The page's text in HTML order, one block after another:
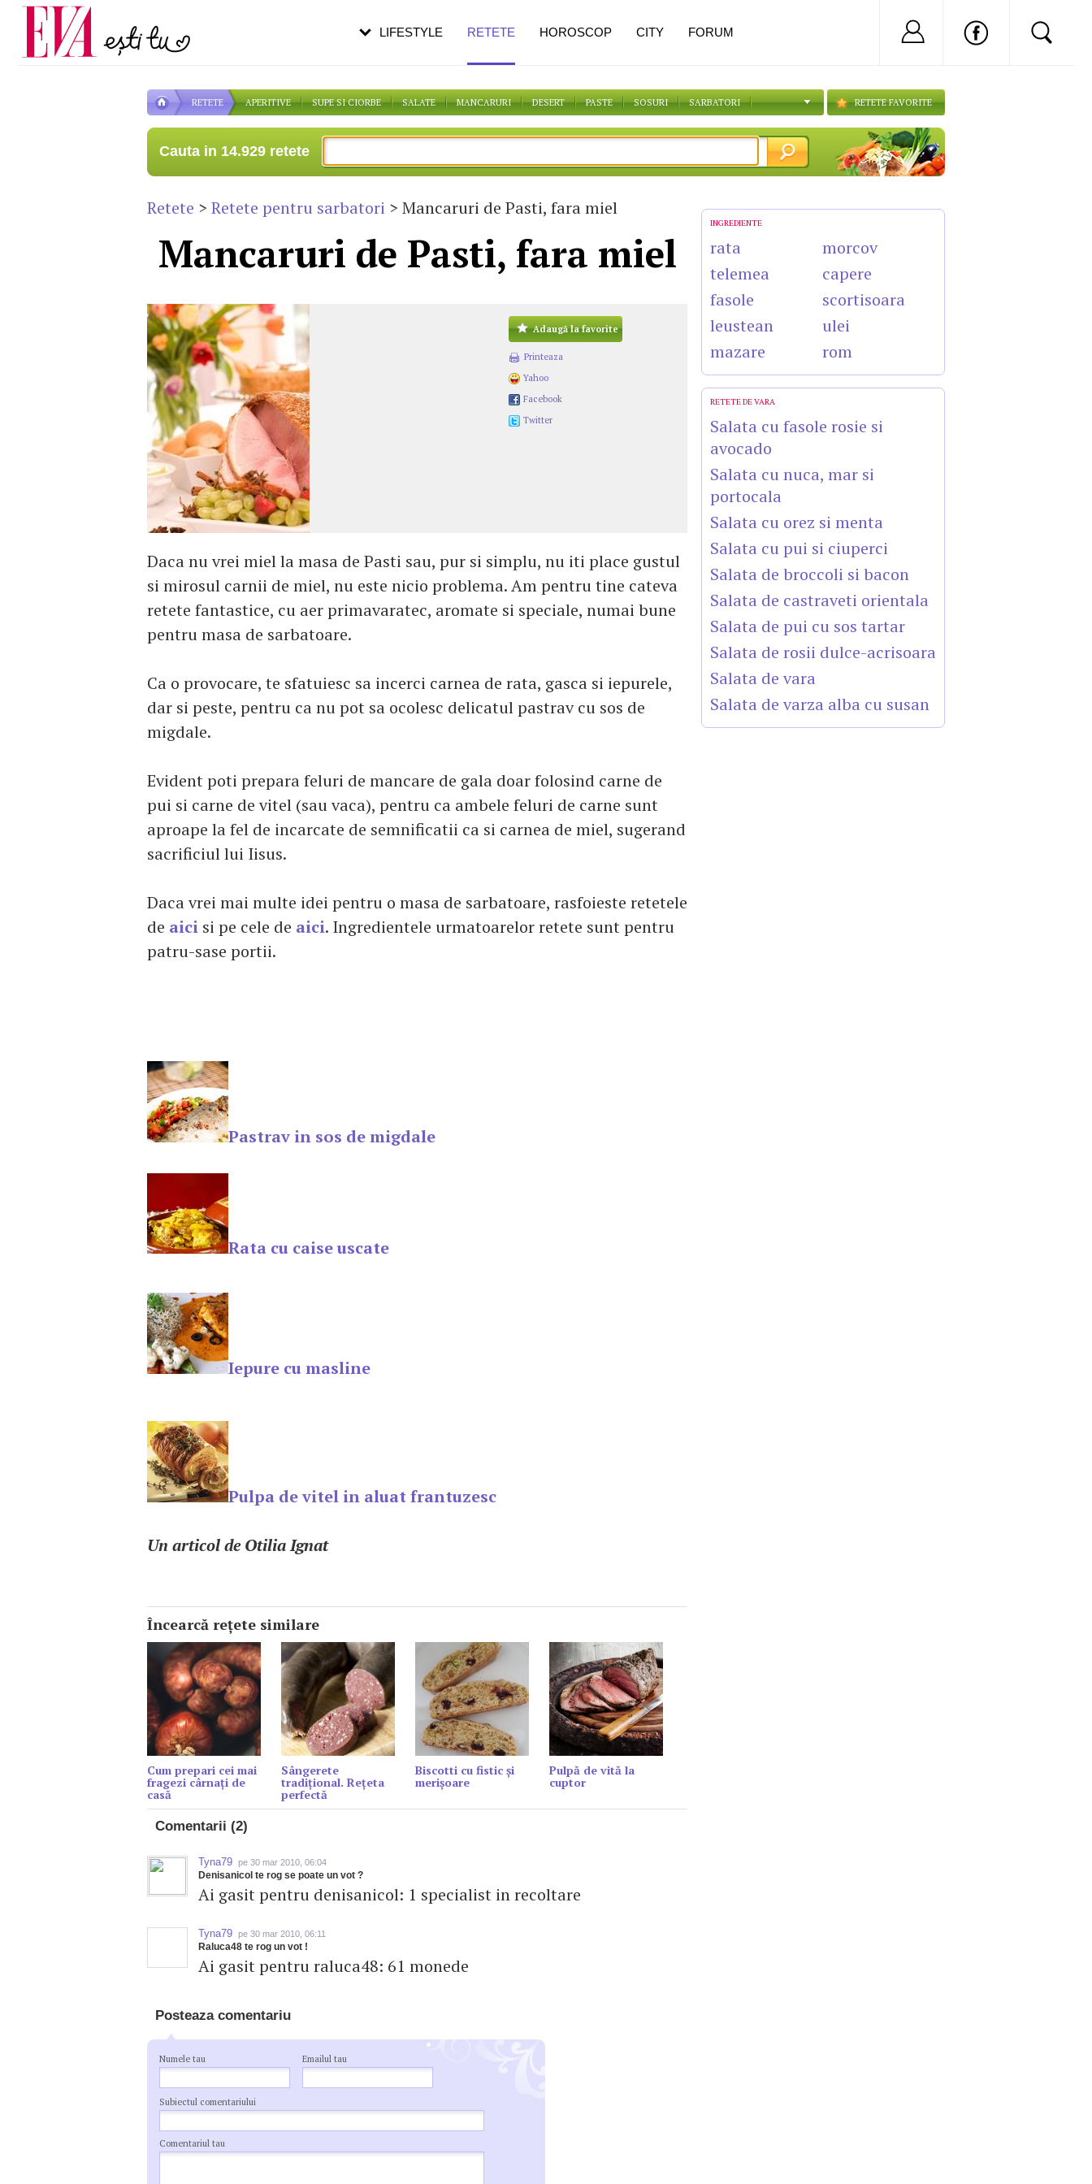
RETETE APERITIVE SUPE SI CIORBE SALATE MANCARURI DESERT PASTE SOSURI SARBATORI RETETE FAVORITE
Cauta in 14.929 retete
Retete > Retete pentru sarbatori > Mancaruri de Pasti, fara miel
Mancaruri de Pasti, fara miel
Adaugă la favorite
Printeaza
Yahoo
Facebook
Twitter
Daca nu vrei miel la masa de Pasti sau, pur si simplu, nu iti place gustul
si mirosul carnii de miel, nu este nicio problema. Am pentru tine cateva
retete fantastice, cu aer primavaratec, aromate si speciale, numai bune
pentru masa de sarbatoare.
Ca o provocare, te sfatuiesc sa incerci carnea de rata, gasca si iepurele,
dar si peste, pentru ca nu pot sa ocolesc delicatul pastrav cu sos de
migdale.
Evident poti prepara feluri de mancare de gala doar folosind carne de
pui si carne de vitel (sau vaca), pentru ca ambele feluri de carne sunt
aproape la fel de incarcate de semnificatii ca si carnea de miel, sugerand
sacrificiul lui Iisus.
Daca vrei mai multe idei pentru o masa de sarbatoare, rasfoieste retetele
de aici si pe cele de aici. Ingredientele urmatoarelor retete sunt pentru
patru-sase portii.
Pastrav in sos de migdale
Rata cu caise uscate
Iepure cu masline
Pulpa de vitel in aluat frantuzesc
Un articol de Otilia Ignat
Încearcă reţete similare
Cum prepari cei mai
fragezi cârnați de
casă
Sângerete
tradițional. Rețeta
perfectă
Biscotti cu fistic şi
merişoare
Pulpă de vită la
cuptor
Comentarii (2)
Tyna79 pe 30 mar 2010, 06:04
Denisanicol te rog se poate un vot ?
Ai gasit pentru denisanicol: 1 specialist in recoltare
Tyna79 pe 30 mar 2010, 06:11
Raluca48 te rog un vot !
Ai gasit pentru raluca48: 61 monede
Posteaza comentariu
Numele tau Emailul tau
Subiectul comentariului
Comentariul tau
INGREDIENTE
rata
telemea
fasole
leustean
mazare
morcov
capere
scortisoara
ulei
rom
RETETE DE VARA
Salata cu fasole rosie si
avocado
Salata cu nuca, mar si
portocala
Salata cu orez si menta
Salata cu pui si ciuperci
Salata de broccoli si bacon
Salata de castraveti orientala
Salata de pui cu sos tartar
Salata de rosii dulce-acrisoara
Salata de vara
Salata de varza alba cu susan
LIFESTYLE RETETE HOROSCOP CITY FORUM Nu ai cont?
Carieră
Actualitate